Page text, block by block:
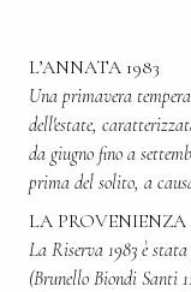
L’ANNATA 1983
Una primavera
dell'estate,
da giugno fino a
prima del solito, a
LA PROVENIENZA
La Riserva 1983 è stata
(Brunello Biondi Santi